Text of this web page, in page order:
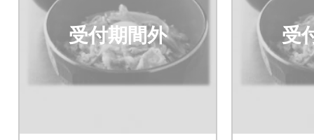
受付期間外 受